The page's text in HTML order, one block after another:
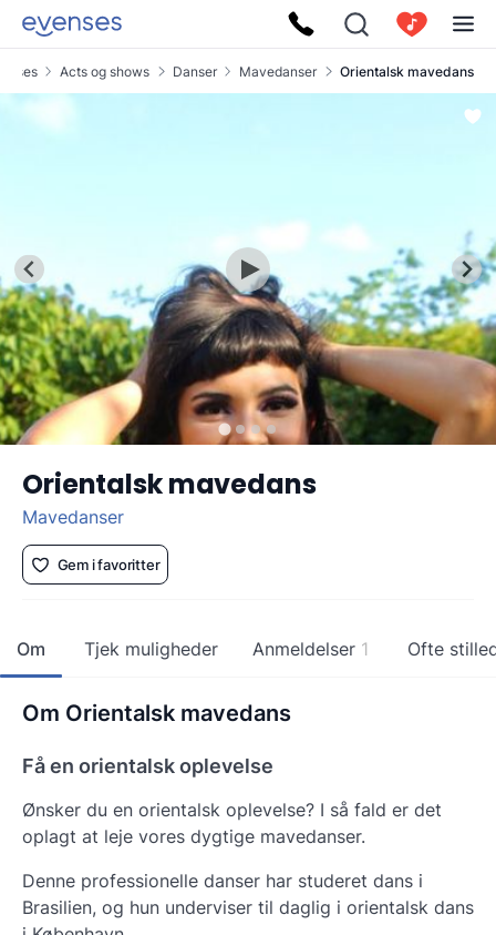
Acts og shows Danser Mavedanser Orientalsk mavedans
Orientalsk mavedans
Mavedanser
Gem i favoritter
Om Tjek muligheder Anmeldelser 1 Ofte
Om Orientalsk mavedans
Få en orientalsk oplevelse
Ønsker du en orientalsk oplevelse? I så fald er det
oplagt at leje vores dygtige mavedanser.
Denne professionelle danser har studeret dans i
Brasilien, og hun underviser til daglig i orientalsk dans